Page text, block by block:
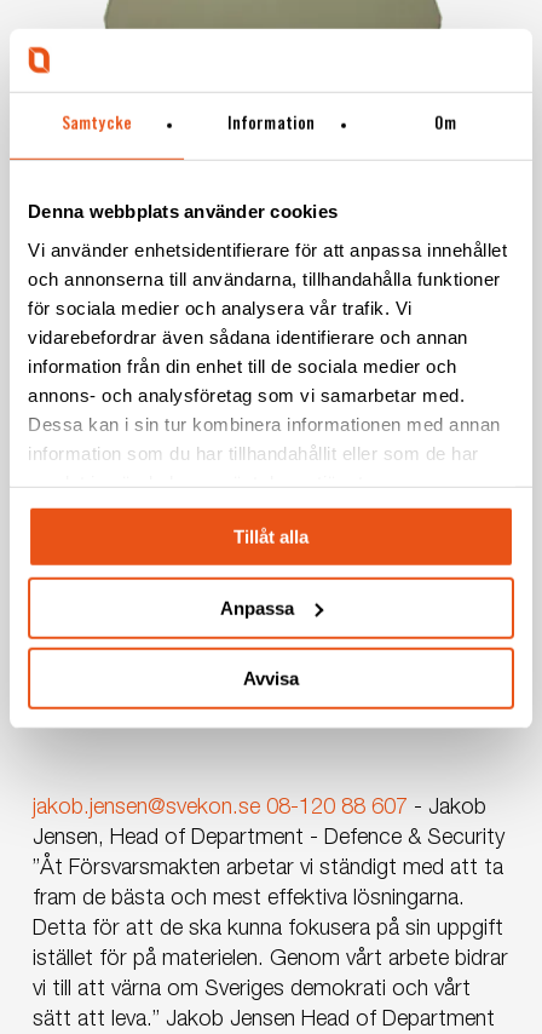
Samtycke Information Om
Denna webbplats använder cookies
Vi använder enhetsidentifierare för att anpassa innehållet
och annonserna till användarna, tillhandahålla funktioner
för sociala medier och analysera vår trafik. Vi
vidarebefordrar även sådana identifierare och annan
information från din enhet till de sociala medier och
annons- och analysföretag som vi samarbetar med.
Dessa kan i sin tur kombinera informationen med annan
information som du har tillhandahållit eller som de har
Tillåt alla
Anpassa
Avvisa
jakob.jensen@svekon.se 08-120 88 607 - Jakob
Jensen, Head of Department - Defence & Security
”Åt Försvarsmakten arbetar vi ständigt med att ta
fram de bästa och mest effektiva lösningarna.
Detta för att de ska kunna fokusera på sin uppgift
istället för på materielen. Genom vårt arbete bidrar
vi till att värna om Sveriges demokrati och vårt
sätt att leva.” Jakob Jensen Head of Department